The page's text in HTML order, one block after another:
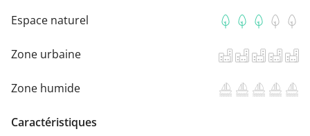
Espace naturel
Zone urbaine
Zone humide
Caractéristiques